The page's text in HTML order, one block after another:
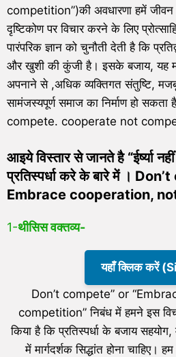
competition”)की अवधारणा हमें जीवन
दृष्टिकोण पर विचार करने के लिए
पारंपरिक ज्ञान को चुनौती देती है कि
और खुशी की कुंजी है। इसके बजाय, यह
अपनाने से ,अधिक व्यक्तिगत संतुष्टि,
सामंजस्यपूर्ण समाज का निर्माण हो
compete. cooperate not
आइये विस्तार से जानते है “ईर्ष्या
प्रतिस्पर्धा करे के बारे में ।
Embrace cooperation,
1-थीसिस वक्तव्य-
यहाँ क्लिक करें
Don’t compete” or
competition” निबंध में हमने इस
किया है कि प्रतिस्पर्धा के बजाय
में मार्गदर्शक सिद्धांत होना चाहिए। हम